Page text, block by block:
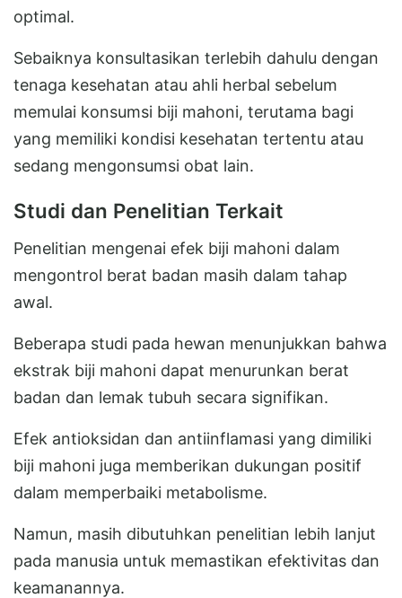
optimal.
Sebaiknya konsultasikan terlebih dahulu dengan
tenaga kesehatan atau ahli herbal sebelum
memulai konsumsi biji mahoni, terutama bagi
yang memiliki kondisi kesehatan tertentu atau
sedang mengonsumsi obat lain.
Studi dan Penelitian Terkait
Penelitian mengenai efek biji mahoni dalam
mengontrol berat badan masih dalam tahap
awal.
Beberapa studi pada hewan menunjukkan bahwa
ekstrak biji mahoni dapat menurunkan berat
badan dan lemak tubuh secara signifikan.
Efek antioksidan dan antiinflamasi yang dimiliki
biji mahoni juga memberikan dukungan positif
dalam memperbaiki metabolisme.
Namun, masih dibutuhkan penelitian lebih lanjut
pada manusia untuk memastikan efektivitas dan
keamanannya.